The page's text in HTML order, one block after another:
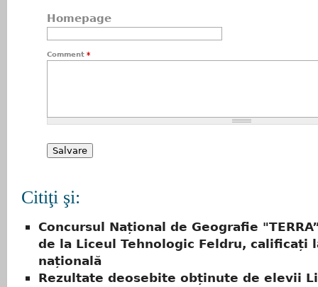
Homepage
Comment *
Citiţi şi:
Concursul Național de Geografie
de la Liceul Tehnologic Feldru, calificați
națională
Rezultate deosebite obținute de elevii